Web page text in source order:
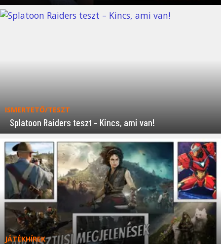
ISMERTETŐ/TESZT
Splatoon Raiders teszt – Kincs, ami van!
JÁTÉKHÍREK